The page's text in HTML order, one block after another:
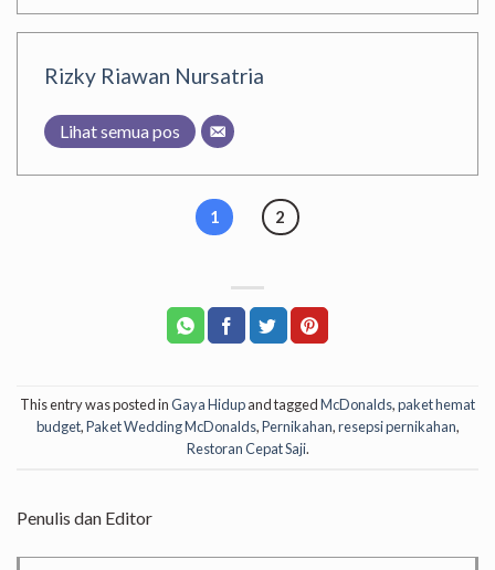
Rizky Riawan Nursatria
Lihat semua pos
1 2
This entry was posted inGaya Hidupand taggedMcDonalds,paket hemat
budget,Paket Wedding McDonalds,Pernikahan,resepsi pernikahan,
Restoran Cepat Saji.
Penulis dan Editor